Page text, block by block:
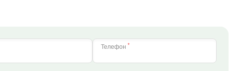
Телефон *